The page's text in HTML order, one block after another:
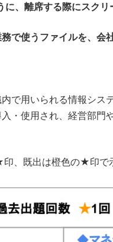
、離席する際にスクリ
で使うファイルを、会
で用いられる情報シス
・使用され、経営部
、既出は橙色の★印で